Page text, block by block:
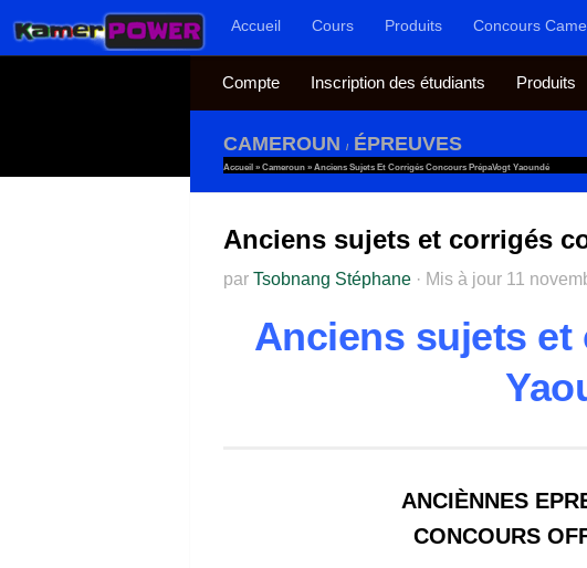
Au dessous du contenuAccueil Cours Produits Concours
Compte Inscription des étudiants Produits
CAMEROUN / ÉPREUVES
Accueil » Cameroun » Anciens Sujets Et Corrigés Concours PrépaVogt Yaoundé
Anciens sujets et corrigés
par Tsobnang Stéphane · Mis à jour 11
Anciens sujets et
ANCIÈNNES
CONCOURS